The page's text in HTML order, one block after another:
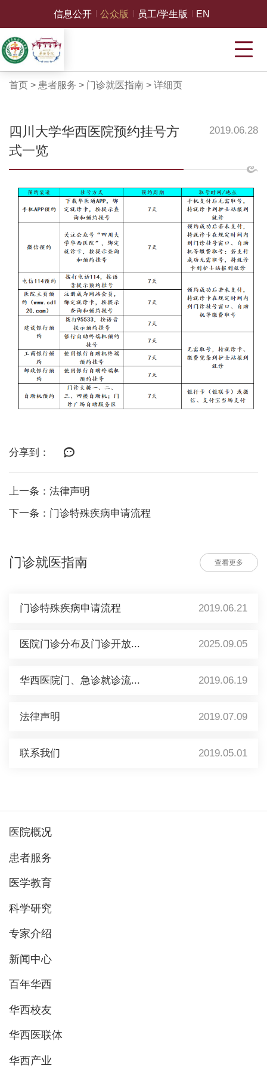
信息公开 公众版 员工/学生版 EN
首页 > 患者服务 > 门诊就医指南> 详细页
四川大学华西医院预约挂号方
式一览
2019.06.28
分享到：
上一条：法律声明
下一条：门诊特殊疾病申请流程
门诊就医指南 查看更多
门诊特殊疾病申请流程 2019.06.21
医院门诊分布及门诊开放... 2025.09.05
华西医院门、急诊就诊流... 2019.06.19
法律声明 2019.07.09
联系我们 2019.05.01
医院概况
患者服务
医学教育
科学研究
专家介绍
新闻中心
百年华西
华西校友
华西医联体
华西产业